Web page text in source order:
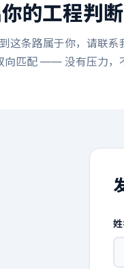
的工程判
这条路属于你，请联
向匹配 —— 没有压力，